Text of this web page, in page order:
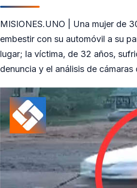
MISIONES.UNO | Una mujer de
embestir con su automóvil a su
lugar; la víctima, de 32 años,
denuncia y el análisis de cámaras